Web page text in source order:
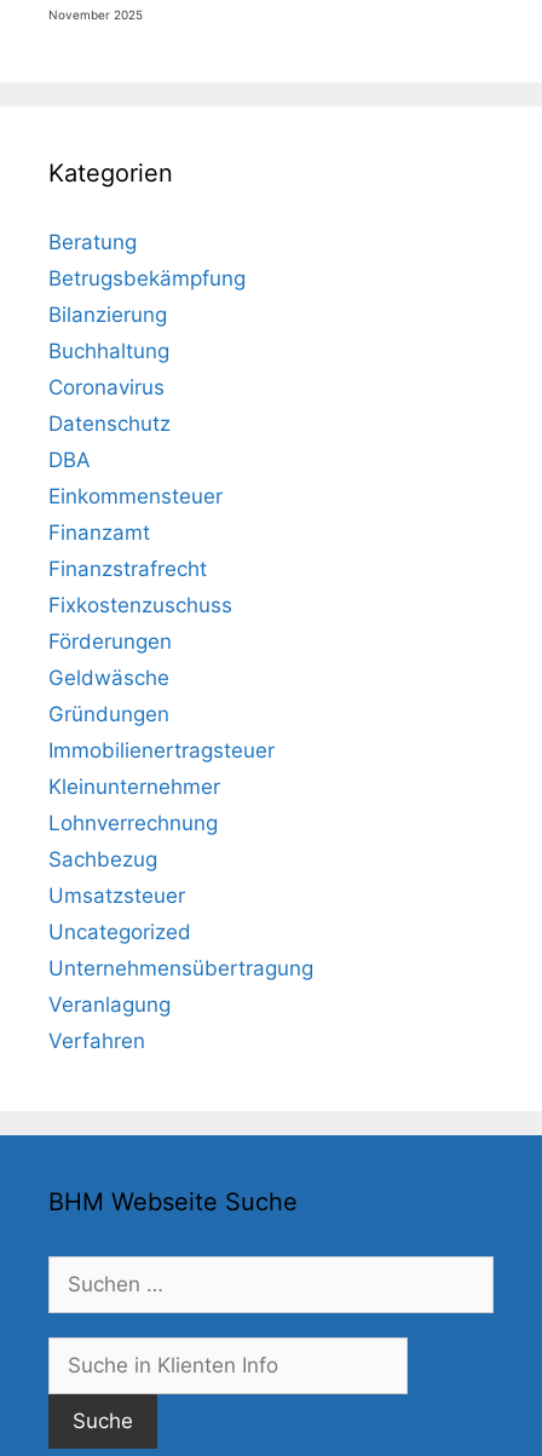
November 2025
Kategorien
Beratung
Betrugsbekämpfung
Bilanzierung
Buchhaltung
Coronavirus
Datenschutz
DBA
Einkommensteuer
Finanzamt
Finanzstrafrecht
Fixkostenzuschuss
Förderungen
Geldwäsche
Gründungen
Immobilienertragsteuer
Kleinunternehmer
Lohnverrechnung
Sachbezug
Umsatzsteuer
Uncategorized
Unternehmensübertragung
Veranlagung
Verfahren
BHM Webseite Suche
Suchen
nach: